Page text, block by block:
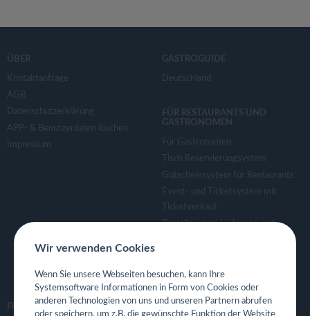
ÜBER
Kontaktanfrage
AGB
Datenschutzerklärung
APP- & Benutzerdaten löschen
Impressum
GASTROGUIDE
Deutschland
FÜR RESTAURANTS UND
GASTRONOMEN
Für Gastronomen
Tisch Reservierungsystem
Gutscheinsystem für Restaurants
Event- und Ticketsystem mit
Ticketverkauf
Bestellsystem Lieferung und
Eigene App für Restaurant
FOLGE UNS
Wir verwenden Cookies
Wenn Sie unsere Webseiten besuchen, kann Ihre
Systemsoftware Informationen in Form von Cookies oder
anderen Technologien von uns und unseren Partnern abrufen